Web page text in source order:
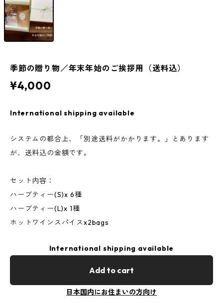
季節の贈り物／年末年始のご挨拶用（送料込）
¥4,000
International shipping available
システムの都合上、「別途送料がかかります。」とあります
が、送料込の金額です。
セット内容：
ハーブティー(S)x 6種
ハーブティー(L)x 1種
ホットワインスパイスx2bags
International shipping available
Add to cart
日本国内にお住まいの方向け